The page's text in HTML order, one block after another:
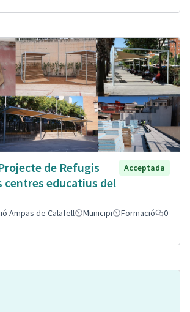
de Refugis
centres educatius del
Acceptada
Ampas de Calafell Municipi Formació
0